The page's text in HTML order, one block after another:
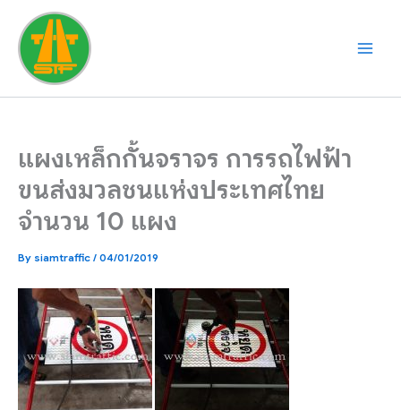
content
แผงเหล็กกั้นจราจร การรถไฟฟ้า
ขนส่งมวลชนแห่งประเทศไทย
จำนวน 10 แผง
By siamtraffic / 04/01/2019